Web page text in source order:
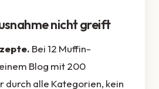
nicht greift
Bei 12 Muffin-
Blog mit 200
durch alle Kategorien, kein